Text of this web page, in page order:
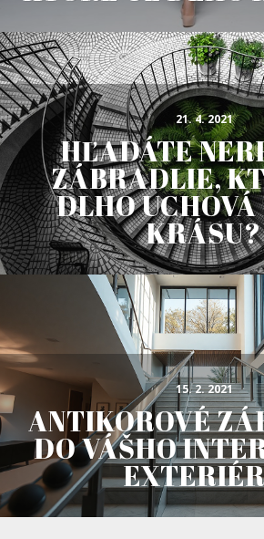
21. 4. 2021
HĽADÁTE
ZÁBRADLIE,
DLHO UCHOVÁ
KRÁSU?
15. 2. 2021
ANTIKOROVÉ
DO VÁŠHO